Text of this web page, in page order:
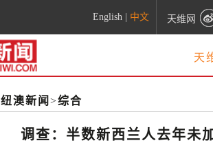
English 中文 天维网
天
纽澳新闻 >综合
调查：半数新西兰人去年未